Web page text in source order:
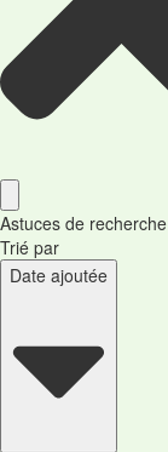
Astuces de recherche
Trié par
Date ajoutée